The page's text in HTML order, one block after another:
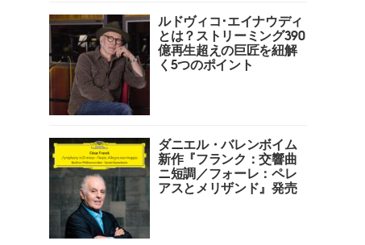
ルドヴィコ･エイナウディ
とは？ストリーミング390
億再生超えの巨匠を紐解
く5つのポイント
ダニエル・バレンボイム
新作『フランク：交響曲
ニ短調／フォーレ：ペレ
アスとメリザンド』発売